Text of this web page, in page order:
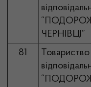
ЧЕРНІВЦІ”
81